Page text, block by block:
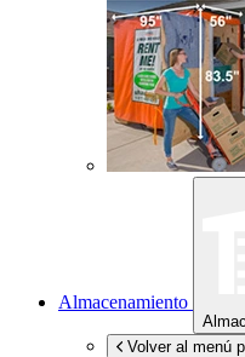
Almacenamiento
Volver al menú